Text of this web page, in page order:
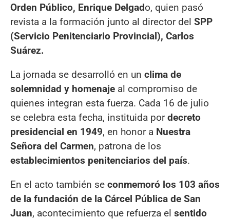
Orden Público, Enrique Delgado, quien pasó
revista a la formación junto al director del SPP
(Servicio Penitenciario Provincial), Carlos
Suárez.
La jornada se desarrolló en un clima de
solemnidad y homenaje al compromiso de
quienes integran esta fuerza. Cada 16 de julio
se celebra esta fecha, instituida pordecreto
presidencial en 1949, en honor a Nuestra
Señora del Carmen, patrona de los
establecimientos penitenciarios del país.
En el acto también se conmemoró los 103 años
de la fundación de la Cárcel Pública de San
Juan, acontecimiento que refuerza el sentido